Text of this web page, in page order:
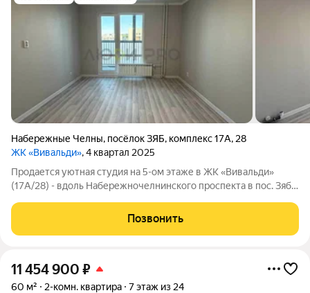
Набережные Челны, посёлок ЗЯБ, комплекс 17А, 28
ЖК «Вивальди», 4 квартал 2025
Продается уютная студия на 5-ом этаже в ЖК «Вивальди»
(17А/28) - вдоль Набережночелнинского проспекта в пос. Зяб
ждут своих новых владельцев! ЖК «Вивальди» - современный
жилой комплекс
Позвонить
11 454 900 ₽
60 м² 2-комн. квартира 7 этаж из 24